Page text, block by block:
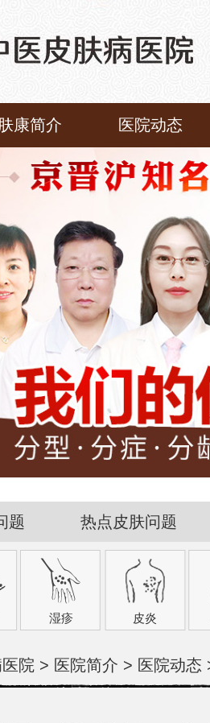
肤康简介 医院动态
题 热点皮肤问题
湿疹 皮炎
院 > 医院简介 > 医院动态